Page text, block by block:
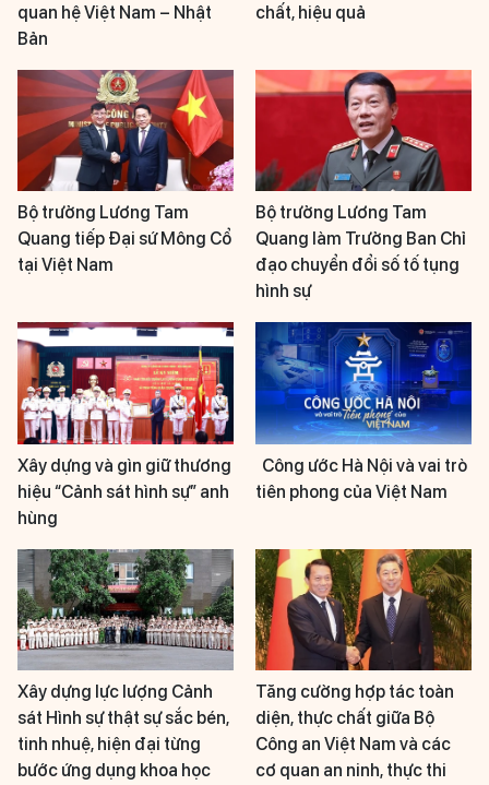
quan hệ Việt Nam – Nhật
Bản
chất, hiệu quả
Bộ trưởng Lương Tam
Quang tiếp Đại sứ Mông Cổ
tại Việt Nam
Bộ trưởng Lương Tam
Quang làm Trưởng Ban Chỉ
đạo chuyển đổi số tố tụng
hình sự
Xây dựng và gìn giữ thương
hiệu “Cảnh sát hình sự” anh
hùng
Công ước Hà Nội và vai trò
tiên phong của Việt Nam
Xây dựng lực lượng Cảnh
sát Hình sự thật sự sắc bén,
tinh nhuệ, hiện đại từng
bước ứng dụng khoa học
Tăng cường hợp tác toàn
diện, thực chất giữa Bộ
Công an Việt Nam và các
cơ quan an ninh, thực thi